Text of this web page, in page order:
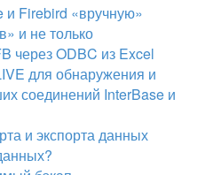
и Firebird «вручную»
и не только
через ODBC из Excel
для обнаружения и
соединений InterBase и
и экспорта данных